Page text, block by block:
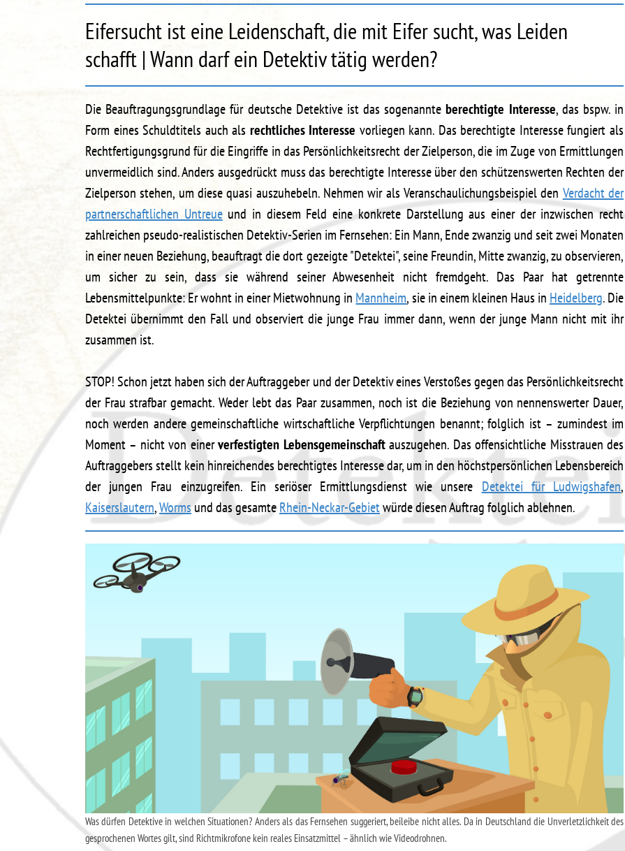
Eifersucht ist eine Leidenschaft, die mit Eifer sucht, was Leiden
schafft | Wann darf ein Detektiv tätig werden?
Die Beauftragungsgrundlage für deutsche Detektive ist das sogenannteberechtigte Interesse, das bspw. in
Form eines Schuldtitels auch als rechtliches Interesse vorliegen kann. Das berechtigte Interesse fungiert als
Rechtfertigungsgrund für die Eingriffe in das Persönlichkeitsrecht der Zielperson, die im Zuge von Ermittlungen
unvermeidlich sind. Anders ausgedrückt muss das berechtigte Interesse über den schützenswerten Rechten der
Zielperson stehen, um diese quasi auszuhebeln. Nehmen wir als Veranschaulichungsbeispiel den Verdacht der
partnerschaftlichen Untreueund in diesem Feld eine konkrete Darstellung aus einer der inzwischen recht
zahlreichen pseudo-realistischen Detektiv-Serien im Fernsehen: Ein Mann, Ende zwanzig und seit zwei Monaten
in einer neuen Beziehung, beauftragt die dort gezeigte "Detektei", seine Freundin, Mitte zwanzig, zu observieren,
um sicher zu sein, dass sie während seiner Abwesenheit nicht fremdgeht. Das Paar hat getrennte
Lebensmittelpunkte: Er wohnt in einer Mietwohnung in Mannheim, sie in einem kleinen Haus in Heidelberg. Die
Detektei übernimmt den Fall und observiert die junge Frau immer dann, wenn der junge Mann nicht mit ihr
zusammen ist.
STOP! Schon jetzt haben sich der Auftraggeber und der Detektiv eines Verstoßes gegen das Persönlichkeitsrecht
der Frau strafbar gemacht. Weder lebt das Paar zusammen, noch ist die Beziehung von nennenswerter Dauer,
noch werden andere gemeinschaftliche wirtschaftliche Verpflichtungen benannt; folglich ist – zumindest im
Moment – nicht von einerverfestigten Lebensgemeinschaftauszugehen. Das offensichtliche Misstrauen des
Auftraggebers stellt kein hinreichendes berechtigtes Interesse dar, um in den höchstpersönlichen Lebensbereich
der jungen Frau einzugreifen. Ein seriöser Ermittlungsdienst wie unsere Detektei für Ludwigshafen,
Kaiserslautern,Wormsund das gesamteRhein-Neckar-Gebietwürde diesen Auftrag folglich ablehnen.
Was dürfen Detektive in welchen Situationen? Anders als das Fernsehen suggeriert, beileibe nicht alles. Da in Deutschland die Unverletzlichkeit des
gesprochenen Wortes gilt, sind Richtmikrofone kein reales Einsatzmittel – ähnlich wie Videodrohnen.